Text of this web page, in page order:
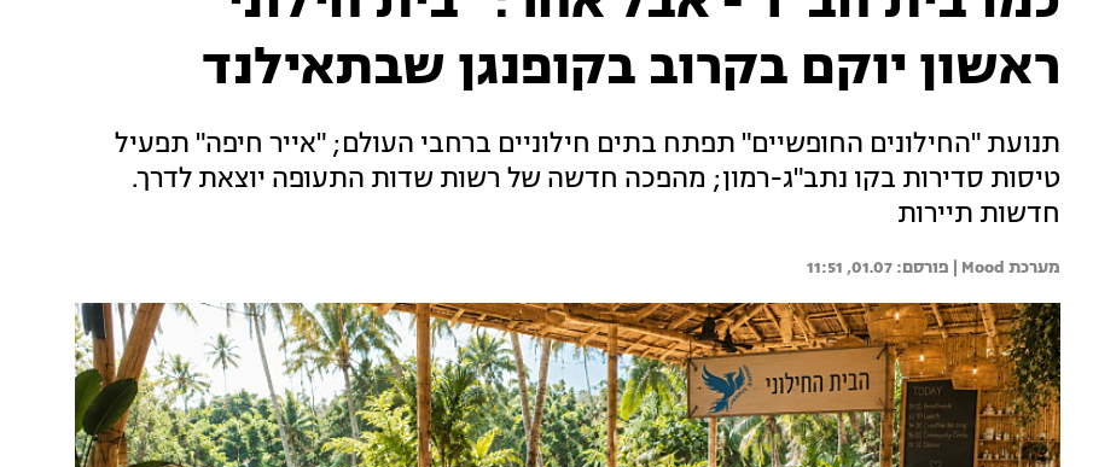
ראשון יוקם בקרוב בקופנגן שבתאילנד
תנועת "החילונים החופשיים" תפתח בתים חילוניים ברחבי העולם; "אייר חיפה" תפעיל
טיסות סדירות בקו נתב"ג-רמון; מהפכה חדשה של רשות שדות התעופה יוצאת לדרך.
חדשות תיירות
מערכת Mood | 01.07, 11:51